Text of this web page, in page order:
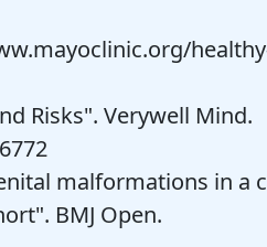
Risks". Verywell Mind.
malformations in a
BMJ Open.